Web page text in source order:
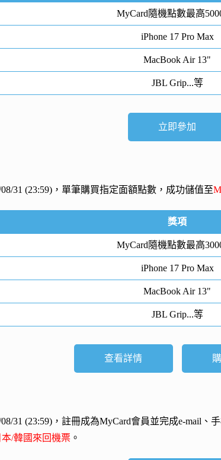
MyCard隨機點數最高
iPhone 17 Pro Max
MacBook Air 13"
JBL Grip...等
立即參加
08/31 (23:59)，單筆購買指定面額點數，成功儲值至
獎項
MyCard隨機點數最高
iPhone 17 Pro Max
MacBook Air 13"
JBL Grip...等
查看詳情
08/31 (23:59)，註冊成為MyCard會員並完成e-mail、
本/韓國來回機票 。